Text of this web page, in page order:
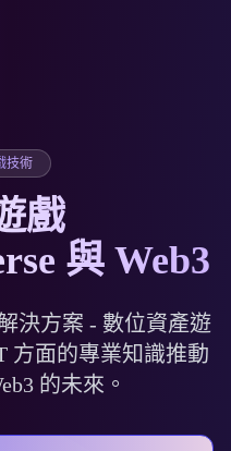
技術
戲
與 Web3
決方案 - 數位資產遊
方面的專業知識推動
的未來。